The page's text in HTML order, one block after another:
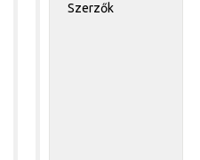
Szerzők